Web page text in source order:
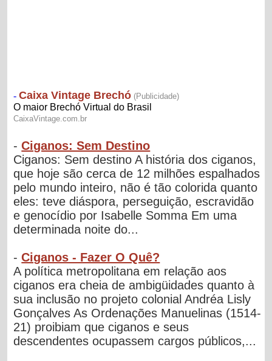
-Ciganos: Sem Destino
Ciganos: Sem destino A história dos ciganos,
que hoje são cerca de 12 milhões espalhados
pelo mundo inteiro, não é tão colorida quanto
eles: teve diáspora, perseguição, escravidão
e genocídio por Isabelle Somma Em uma
determinada noite do...
-Ciganos - Fazer O Quê?
A política metropolitana em relação aos
ciganos era cheia de ambigüidades quanto à
sua inclusão no projeto colonial Andréa Lisly
Gonçalves As Ordenações Manuelinas (1514-
21) proibiam que ciganos e seus
descendentes ocupassem cargos públicos,...